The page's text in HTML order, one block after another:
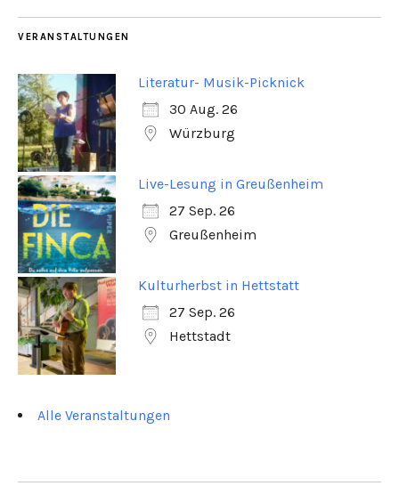
VERANSTALTUNGEN
Literatur- Musik-Picknick
30 Aug. 26
Würzburg
Live-Lesung in Greußenheim
27 Sep. 26
Greußenheim
Kulturherbst in Hettstatt
27 Sep. 26
Hettstadt
Alle Veranstaltungen